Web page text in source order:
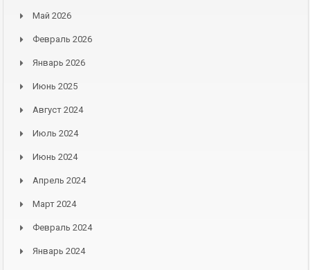
Май 2026
Февраль 2026
Январь 2026
Июнь 2025
Август 2024
Июль 2024
Июнь 2024
Апрель 2024
Март 2024
Февраль 2024
Январь 2024